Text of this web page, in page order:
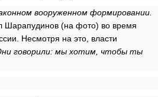
вооруженном формировании.
Шарапудинов (на фото) во время
Несмотря на это, власти
говорили: мы хотим, чтобы ты